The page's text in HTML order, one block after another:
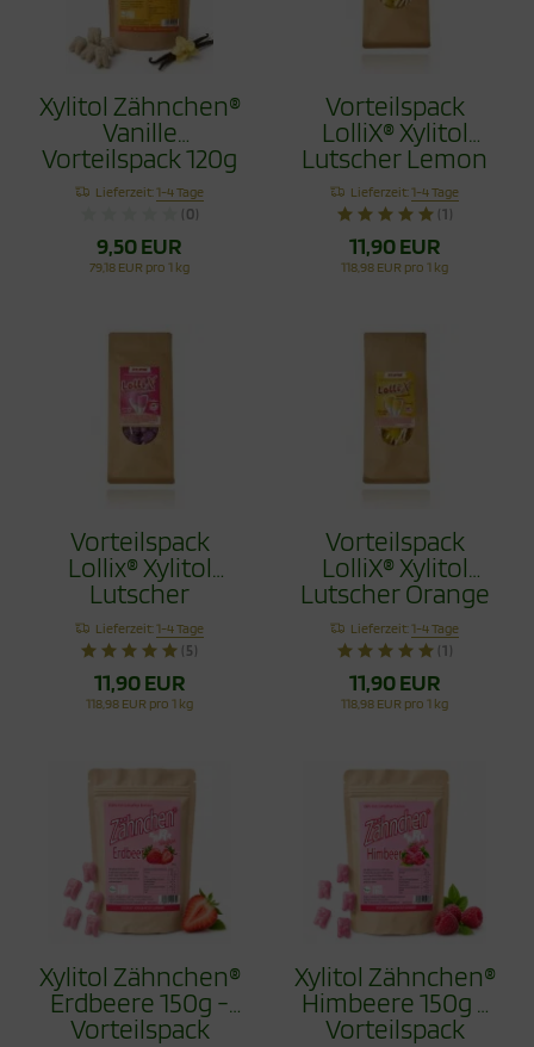
Xylitol Zähnchen®
Vanille
Vorteilspack 120g
- Zahnpflege
Bonbons
Lieferzeit:1-4 Tage
(0)
9,50 EUR
79,18 EUR pro 1 kg
Vorteilspack
LolliX® Xylitol
Lutscher Lemon
Zitrone 100g
Lieferzeit:1-4 Tage
(1)
11,90 EUR
118,98 EUR pro 1 kg
Vorteilspack
Lollix® Xylitol
Lutscher
Erdbeere 100g
Lieferzeit:1-4 Tage
(5)
11,90 EUR
118,98 EUR pro 1 kg
Vorteilspack
LolliX® Xylitol
Lutscher Orange
100g
Lieferzeit:1-4 Tage
(1)
11,90 EUR
118,98 EUR pro 1 kg
Xylitol Zähnchen®
Erdbeere 150g -
Vorteilspack
Xylitol Zähnchen®
Himbeere 150g -
Vorteilspack